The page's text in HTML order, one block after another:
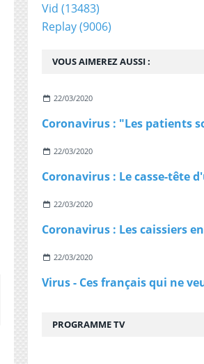
VOUS AIMEREZ AUSSI :
22/03/2020
22/03/2020
22/03/2020
22/03/2020
Vid (13483)
Replay(9006)
PROGRAMME TV